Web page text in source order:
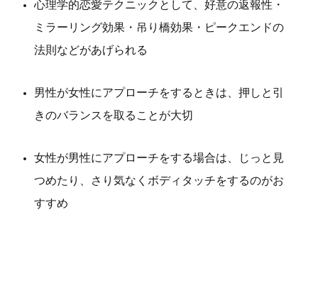
心理学的恋愛テクニックとして、好意の返報性・
ミラーリング効果・吊り橋効果・ピークエンドの
法則などがあげられる
男性が女性にアプローチをするときは、押しと引
きのバランスを取ることが大切
女性が男性にアプローチをする場合は、じっと見
つめたり、さり気なくボディタッチをするのがお
すすめ